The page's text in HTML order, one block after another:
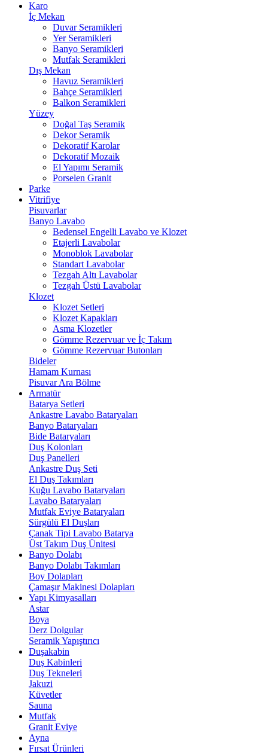
Karo
İç Mekan
Duvar Seramikleri
Yer Seramikleri
Banyo Seramikleri
Mutfak Seramikleri
Dış Mekan
Havuz Seramikleri
Bahçe Seramikleri
Balkon Seramikleri
Yüzey
Doğal Taş Seramik
Dekor Seramik
Dekoratif Karolar
Dekoratif Mozaik
El Yapımı Seramik
Porselen Granit
Parke
Vitrifiye
Pisuvarlar
Banyo Lavabo
Bedensel Engelli Lavabo ve Klozet
Etajerli Lavabolar
Monoblok Lavabolar
Standart Lavabolar
Tezgah Altı Lavabolar
Tezgah Üstü Lavabolar
Klozet
Klozet Setleri
Klozet Kapakları
Asma Klozetler
Gömme Rezervuar ve İç Takım
Gömme Rezervuar Butonları
Bideler
Hamam Kurnası
Pisuvar Ara Bölme
Armatür
Batarya Setleri
Ankastre Lavabo Bataryaları
Banyo Bataryaları
Bide Bataryaları
Duş Kolonları
Duş Panelleri
Ankastre Duş Seti
El Duş Takımları
Kuğu Lavabo Bataryaları
Lavabo Bataryaları
Mutfak Eviye Bataryaları
Sürgülü El Duşları
Çanak Tipi Lavabo Batarya
Üst Takım Duş Ünitesi
Banyo Dolabı
Banyo Dolabı Takımları
Boy Dolapları
Çamaşır Makinesi Dolapları
Yapı Kimyasalları
Astar
Boya
Derz Dolgular
Seramik Yapıştırıcı
Duşakabin
Duş Kabinleri
Duş Tekneleri
Jakuzi
Küvetler
Sauna
Mutfak
Granit Eviye
Ayna
Fırsat Ürünleri